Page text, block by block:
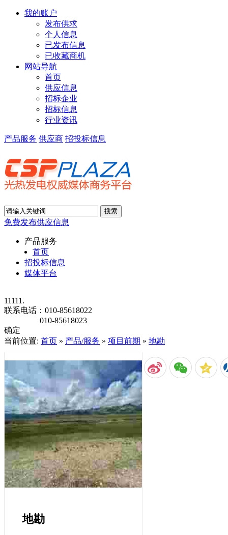
我的账户
发布供求
个人信息
已发布信息
已收藏商机
网站导航
首页
供应信息
招标企业
招标信息
行业资讯
产品服务 供应商 招投标信息
免费发布供应信息
产品服务
首页
招投标信息
媒体平台
11111.
联系电话： 010-85618022
010-85618023
确定
当前位置: 首页 » 产品/服务 » 项目前期 » 地勘
地勘